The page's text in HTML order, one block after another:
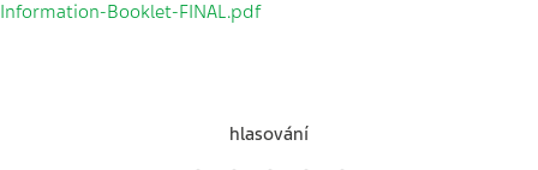
Information-Booklet-FINAL.pdf
hlasování